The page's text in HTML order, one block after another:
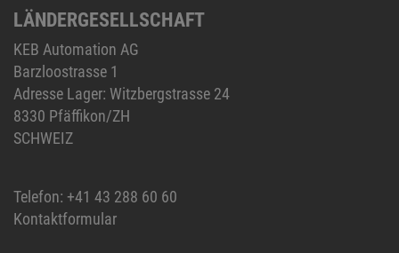
LÄNDERGESELLSCHAFT
KEB Automation AG
Barzloostrasse 1
Adresse Lager: Witzbergstrasse 24
8330 Pfäffikon/ZH
SCHWEIZ
Telefon: +41 43 288 60 60
Kontaktformular